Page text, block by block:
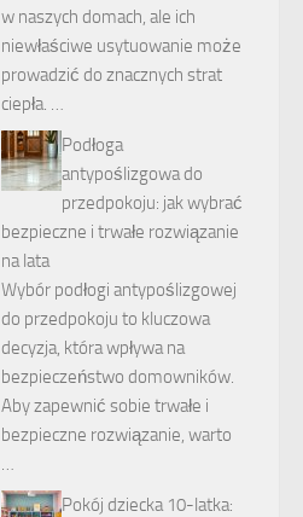
w naszych domach, ale ich
niewłaściwe usytuowanie może
prowadzić do znacznych strat
ciepła. …
Podłoga
antypoślizgowa do
przedpokoju: jak wybrać
bezpieczne i trwałe rozwiązanie
na lata
Wybór podłogi antypoślizgowej
do przedpokoju to kluczowa
decyzja, która wpływa na
bezpieczeństwo domowników.
Aby zapewnić sobie trwałe i
bezpieczne rozwiązanie, warto
…
Pokój dziecka 10-latka: